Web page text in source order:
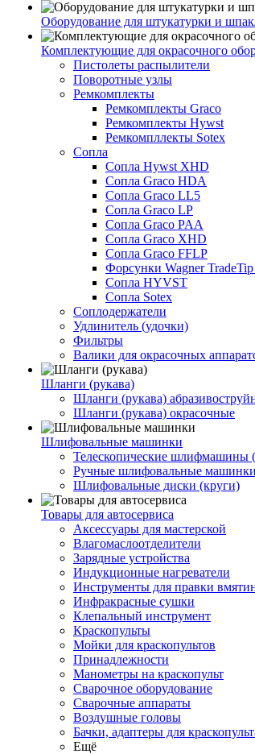
Оборудование для штукатурки и
Комплектующие для окрасочного
Пистолеты распылители
Поворотные узлы
Ремкомплекты
Ремкомплекты Graco
Ремкомплекты Hywst
Ремкомпллекты Sotex
Сопла
Сопла Hywst XHD
Сопла Graco HDA
Сопла Graco LL5
Сопла Graco LP
Сопла Graco PAA
Сопла Graco XHD
Сопла Graco FFLP
Форсунки Wagner
Сопла HYVST
Сопла Sotex
Соплодержатели
Удлинитель (удочки)
Фильтры
Валики для окрасочных
Шланги (рукава)
Шланги (рукава)
Шланги (рукава) окрасочные
Шлифовальные машинки
Телескопические
Ручные шлифовальные машинки
Шлифовальные диски (круги)
Товары для автосервиса
Аксессуары для мастерской
Влагомаслоотделители
Зарядные устройства
Индукционные нагреватели
Инструменты для правки
Инфракрасные сушки
Клепальный инструмент
Краскопульты
Мойки для краскопультов
Принадлежности
Манометры на краскопульт
Сварочное оборудование
Сварочные аппараты
Воздушные головы
Бачки, адаптеры для
Ещё